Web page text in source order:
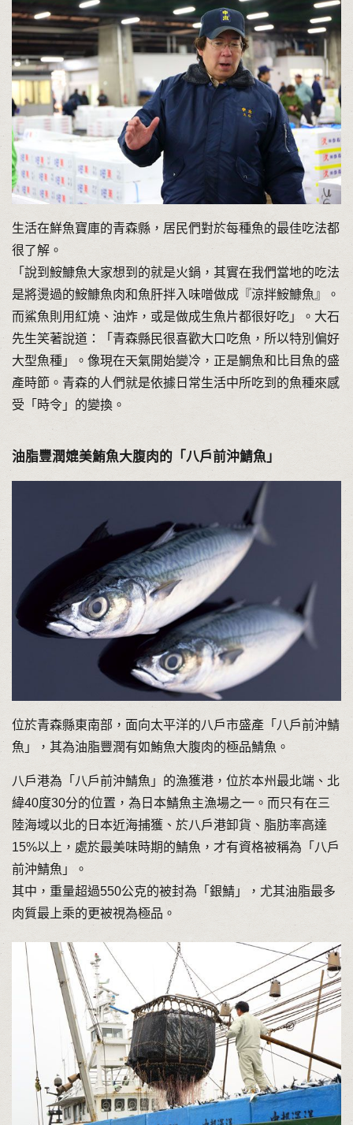
生活在鮮魚寶庫的青森縣，居民們對於每種魚的最佳吃法都
很了解。
「說到鮟鱇魚大家想到的就是火鍋，其實在我們當地的吃法
是將燙過的鮟鱇魚肉和魚肝拌入味噌做成『涼拌鮟鱇魚』。
而鯊魚則用紅燒、油炸，或是做成生魚片都很好吃」。大石
先生笑著說道：「青森縣民很喜歡大口吃魚，所以特別偏好
大型魚種」。像現在天氣開始變冷，正是鯛魚和比目魚的盛
產時節。青森的人們就是依據日常生活中所吃到的魚種來感
受「時令」的變換。
油脂豐潤媲美鮪魚大腹肉的「八戶前沖鯖魚」
位於青森縣東南部，面向太平洋的八戶市盛產「八戶前沖鯖
魚」，其為油脂豐潤有如鮪魚大腹肉的極品鯖魚。
八戶港為「八戶前沖鯖魚」的漁獲港，位於本州最北端、北
緯40度30分的位置，為日本鯖魚主漁場之一。而只有在三
陸海域以北的日本近海捕獲、於八戶港卸貨、脂肪率高達
15%以上，處於最美味時期的鯖魚，才有資格被稱為「八戶
前沖鯖魚」。
其中，重量超過550公克的被封為「銀鯖」，尤其油脂最多
肉質最上乘的更被視為極品。